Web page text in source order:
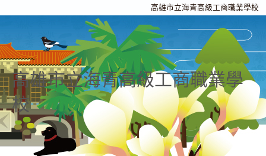
高雄市立海青高級工商職業學校
高雄市立海青高級工商職業學
校